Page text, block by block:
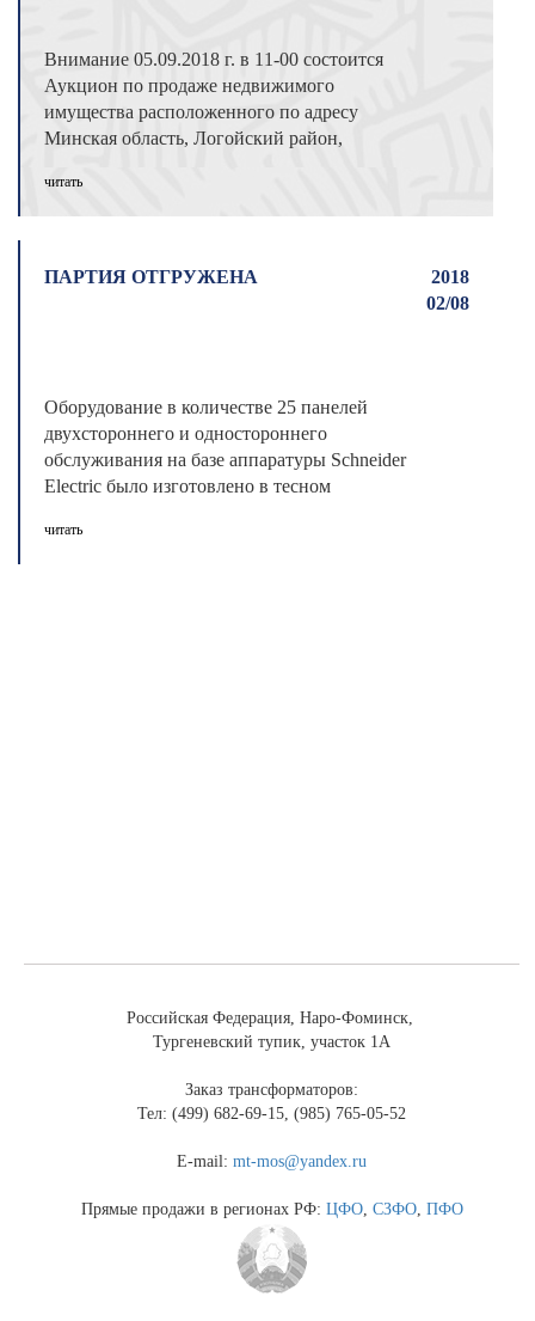
Внимание 05.09.2018 г. в 11-00 состоится
Аукцион по продаже недвижимого
имущества расположенного по адресу
Минская область, Логойский район,
читать
ПАРТИЯ ОТГРУЖЕНА
2018
02/08
Оборудование в количестве 25 панелей
двухстороннего и одностороннего
обслуживания на базе аппаратуры Schneider
Electric было изготовлено в тесном
читать
Российская Федерация, Наро-Фоминск,
Тургеневский тупик, участок 1А
Заказ трансформаторов:
Тел: (499) 682-69-15, (985) 765-05-52
E-mail:mt-mos@yandex.ru
Прямые продажи в регионах РФ: ЦФО, СЗФО, ПФО